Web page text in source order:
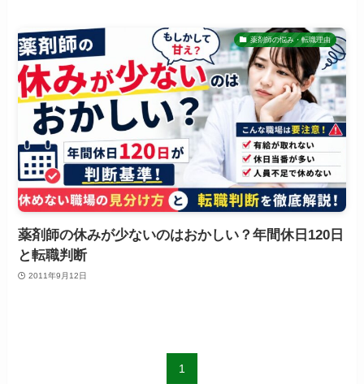
薬剤師の悩み・転職理由
薬剤師の休みが少ないのはおかしい？年間休日120日
と転職判断
2011年9月12日
1